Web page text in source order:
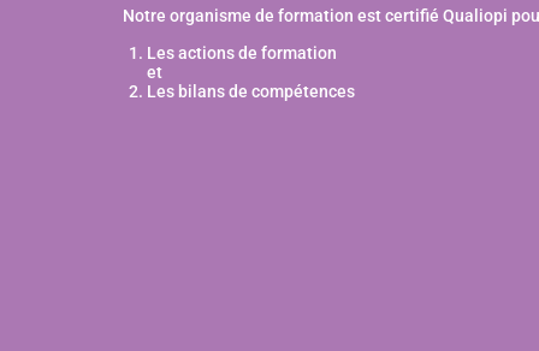
Notre organisme de formation est certifié Qualiopi
Les actions de formation
et
Les bilans de compétences